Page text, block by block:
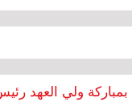
ولي العهد